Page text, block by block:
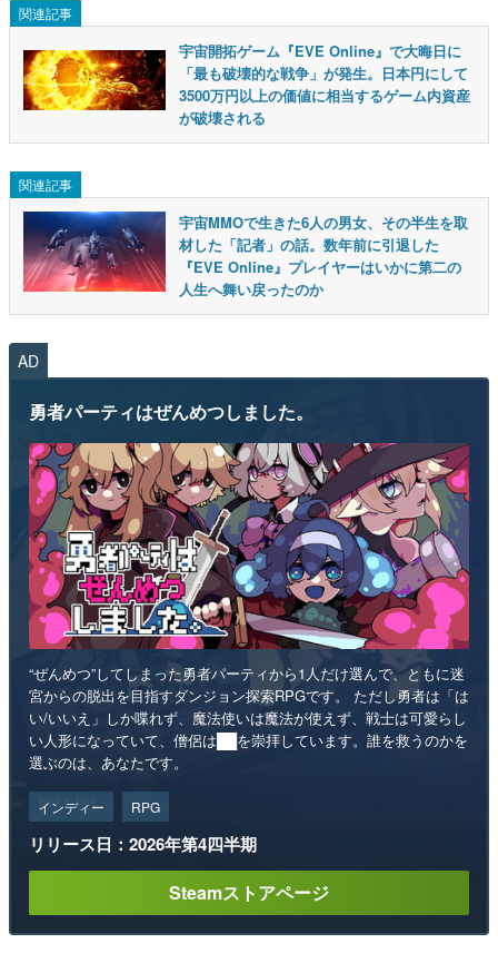
関連記事
宇宙開拓ゲーム『EVE Online』で大晦日に
「最も破壊的な戦争」が発生。日本円にして
3500万円以上の価値に相当するゲーム内資産
が破壊される
関連記事
宇宙MMOで生きた6人の男女、その半生を取
材した「記者」の話。数年前に引退した
『EVE Online』プレイヤーはいかに第二の
人生へ舞い戻ったのか
AD
勇者パーティはぜんめつしました。
“ぜんめつ”してしまった勇者パーティから1人だけ選んで、ともに迷
宮からの脱出を目指すダンジョン探索RPGです。 ただし勇者は「は
い/いいえ」しか喋れず、魔法使いは魔法が使えず、戦士は可愛らし
い人形になっていて、僧侶は██を崇拝しています。誰を救うのかを
選ぶのは、あなたです。
インディー RPG
リリース日：2026年第4四半期
Steamストアページ